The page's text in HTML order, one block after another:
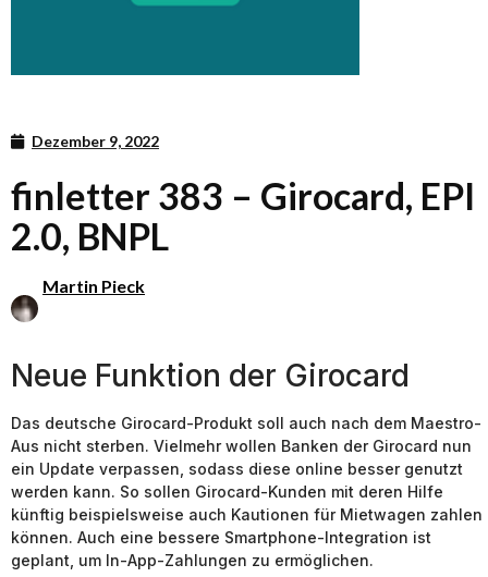
Dezember 9, 2022
finletter 383 – Girocard, EPI
2.0, BNPL
Martin Pieck
Neue Funktion der Girocard
Das deutsche Girocard-Produkt soll auch nach dem Maestro-
Aus nicht sterben. Vielmehr wollen Banken der Girocard nun
ein Update verpassen, sodass diese online besser genutzt
werden kann. So sollen Girocard-Kunden mit deren Hilfe
künftig beispielsweise auch Kautionen für Mietwagen zahlen
können. Auch eine bessere Smartphone-Integration ist
geplant, um In-App-Zahlungen zu ermöglichen.